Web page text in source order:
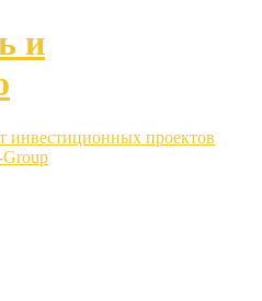
и
инвестиционных проектов